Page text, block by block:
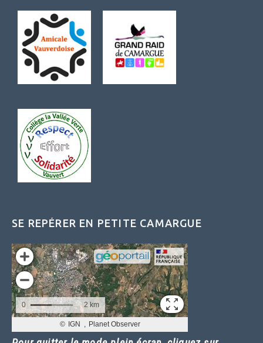
SE REPÉRER EN PETITE CAMARGUE